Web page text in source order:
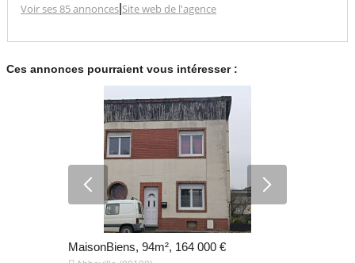
Voir ses 85 annonces| Site web de l'agence
Ces annonces pourraient vous intéresser :
MaisonBiens, 94m², 164 000 €